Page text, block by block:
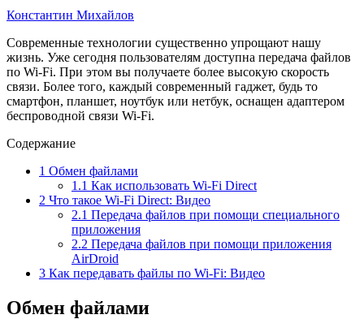
Константин Михайлов
Современные технологии существенно упрощают нашу
жизнь. Уже сегодня пользователям доступна передача файлов
по Wi-Fi. При этом вы получаете более высокую скорость
связи. Более того, каждый современный гаджет, будь то
смартфон, планшет, ноутбук или нетбук, оснащен адаптером
беспроводной связи Wi-Fi.
Содержание
1 Обмен файлами
1.1 Как использовать Wi-Fi Direct
2 Что такое Wi-Fi Direct: Видео
2.1 Передача файлов при помощи специального
приложения
2.2 Передача файлов при помощи приложения
AirDroid
3 Как передавать файлы по Wi-Fi: Видео
Обмен файлами